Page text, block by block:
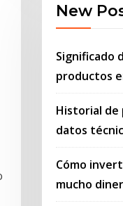
New
Significado
productos
Historial de
datos
Cómo
mucho